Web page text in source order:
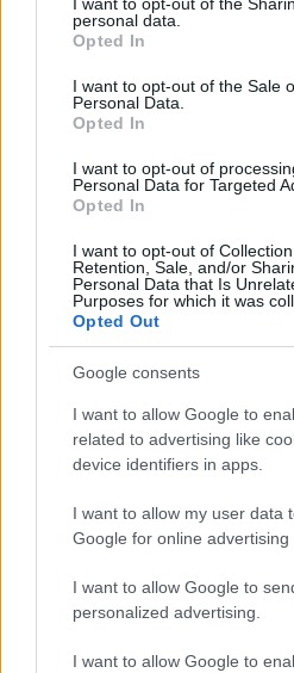
grant or deny consent to Google
use your data for below specified
consent section.
personal data.
Opted In
I want to opt-out of the Sale
Personal Data.
Opted In
I want to opt-out of
Personal Data for Targeted
Opted In
I want to opt-out of
Retention, Sale, and/or
Personal Data that Is
Purposes for which it was
Opted Out
Google consents
I want to allow Google to
related to advertising like
device identifiers in apps.
I want to allow my user data
Google for online advertising
I want to allow Google to
personalized advertising.
I want to allow Google to
ΑΚΟΛΟΥΘΗΣΤΕ ΜΑΣ
NEWS ΚΑΝΟΝΤΑΣ
TAGS
ΓΙΩΡΓΟΣ ΓΕΡΑΠΕΤΡΙΤΗΣ
Ροή
ΔΙΕΘΝΗ
07/08/26 - 14:49
ναρκωτικών και μεταναστών
Αλγερίας: 78 συλλήψεις και
ΤΟΥΡΚΙΑ
07/08/26 - 14:07
Τουρκία, Σαουδική Αραβία και
συνδρομής - Τι περιλαμβάνει η